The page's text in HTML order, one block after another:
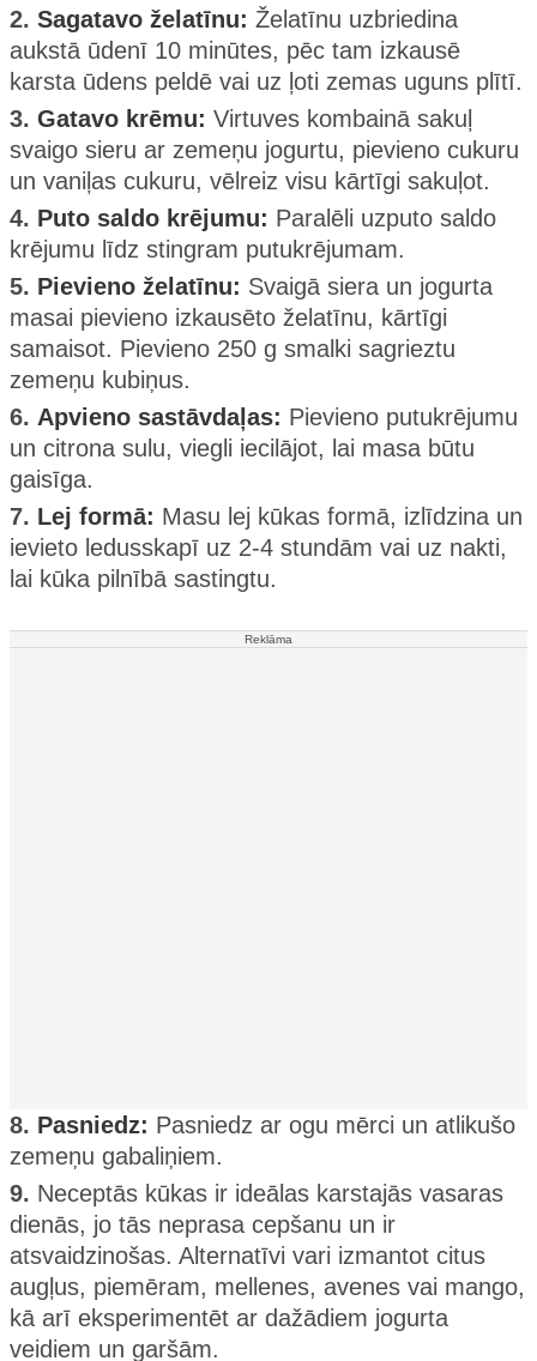
2. Sagatavo želatīnu: Želatīnu uzbriedina
aukstā ūdenī 10 minūtes, pēc tam izkausē
karsta ūdens peldē vai uz ļoti zemas uguns plītī.
3. Gatavo krēmu: Virtuves kombainā sakuļ
svaigo sieru ar zemeņu jogurtu, pievieno cukuru
un vaniļas cukuru, vēlreiz visu kārtīgi sakuļot.
4. Puto saldo krējumu: Paralēli uzputo saldo
krējumu līdz stingram putukrējumam.
5. Pievieno želatīnu: Svaigā siera un jogurta
masai pievieno izkausēto želatīnu, kārtīgi
samaisot. Pievieno 250 g smalki sagrieztu
zemeņu kubiņus.
6. Apvieno sastāvdaļas: Pievieno putukrējumu
un citrona sulu, viegli iecilājot, lai masa būtu
gaisīga.
7. Lej formā: Masu lej kūkas formā, izlīdzina un
ievieto ledusskapī uz 2-4 stundām vai uz nakti,
lai kūka pilnībā sastingtu.
Reklāma
8. Pasniedz: Pasniedz ar ogu mērci un atlikušo
zemeņu gabaliņiem.
9. Neceptās kūkas ir ideālas karstajās vasaras
dienās, jo tās neprasa cepšanu un ir
atsvaidzinošas. Alternatīvi vari izmantot citus
augļus, piemēram, mellenes, avenes vai mango,
kā arī eksperimentēt ar dažādiem jogurta
veidiem un garšām.